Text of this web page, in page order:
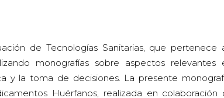
de Tecnologías Sanitarias, que
monografías sobre aspectos
y la toma de decisiones. La presente
Huérfanos, realizada en